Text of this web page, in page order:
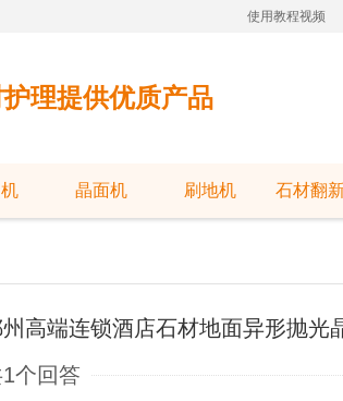
使用教程视频
理提供优质产品
晶面机 刷地机 石材翻
高端连锁酒店石材地面异形抛光
个回答